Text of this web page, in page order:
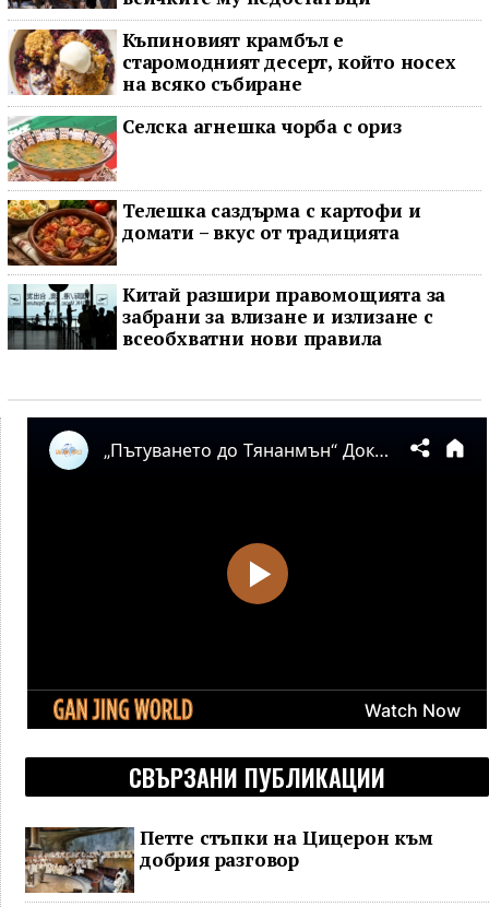
Къпиновият крамбъл е
старомодният десерт, който носех
на всяко събиране
Селска агнешка чорба с ориз
Телешка саздърма с картофи и
домати – вкус от традицията
Китай разшири правомощията за
забрани за влизане и излизане с
всеобхватни нови правила
СВЪРЗАНИ ПУБЛИКАЦИИ
Петте стъпки на Цицерон към
добрия разговор